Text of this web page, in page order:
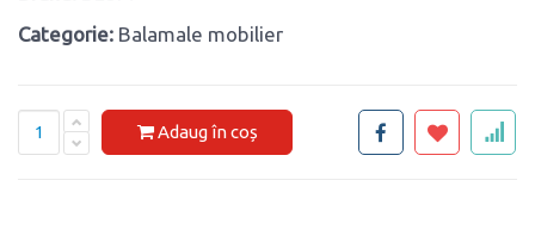
Categorie: Balamale mobilier
Adaug în coș